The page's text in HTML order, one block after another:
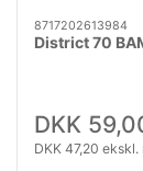
8717202613984
District 70
DKK
DKK 47,20 ekskl.